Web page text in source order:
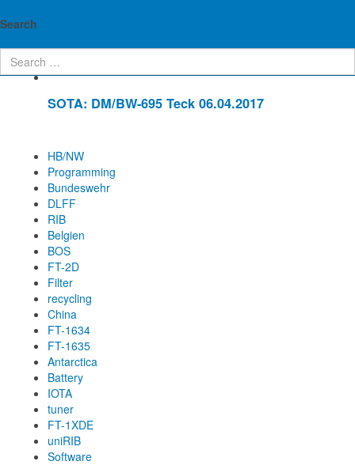
Search
SOTA: DM/BW-695 Teck 06.04.2017
HB/NW
Programming
Bundeswehr
DLFF
RIB
Belgien
BOS
FT-2D
Filter
recycling
China
FT-1634
FT-1635
Antarctica
Battery
IOTA
tuner
FT-1XDE
uniRIB
Software